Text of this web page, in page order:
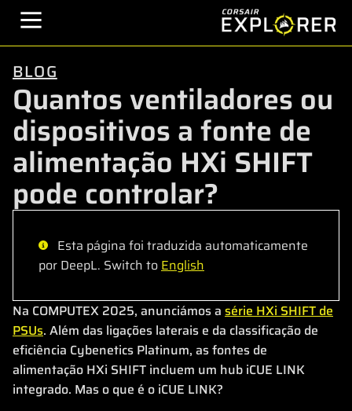
BLOG
Quantos ventiladores ou
dispositivos a fonte de
alimentação HXi SHIFT
pode controlar?
Esta página foi traduzida automaticamente
por DeepL. Switch toEnglish
Na COMPUTEX 2025, anunciámos a série HXi SHIFT de
PSUs. Além das ligações laterais e da classificação de
eficiência Cybenetics Platinum, as fontes de
alimentação HXi SHIFT incluem um hub iCUE LINK
integrado. Mas o que é o iCUE LINK?